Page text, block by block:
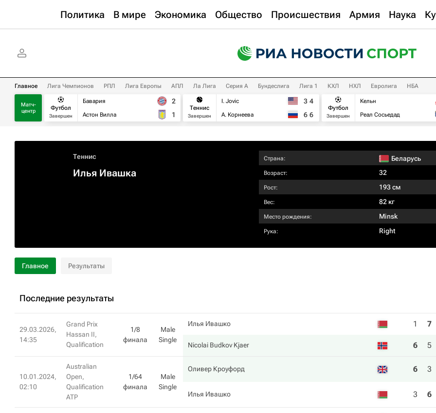
Политика В мире Экономика Общество Происшествия Армия Наука
Главное Лига Чемпионов РПЛ Лига Европы АПЛ Ла Лига Серия А Бундеслига Лига 1 КХЛ НХЛ Евролига НБА
Матч-
центр
Футбол
Завершен
Бавария
Астон Вилла
2
1
Теннис
Завершен
I. Jovic
А. Корнеева
3 4
6 6
Футбол
Завершен
Кельн
Реал Сосьедад
Теннис
Илья Ивашка
Страна: Беларусь
Возраст: 32
Рост: 193 см
Вес: 82 кг
Место рождения: Minsk
Рука: Right
Главное Результаты
Последние результаты
29.03.2026,
14:35
Grand Prix
Hassan II,
Qualification
1/8
финала
Male
Single
Илья Ивашко 1 7
Nicolai Budkov Kjaer 6 5
10.01.2024,
02:10
Australian
Open,
Qualification
ATP
1/64
финала
Male
Single
Оливер Кроуфорд 6 3
Илья Ивашко 3 6